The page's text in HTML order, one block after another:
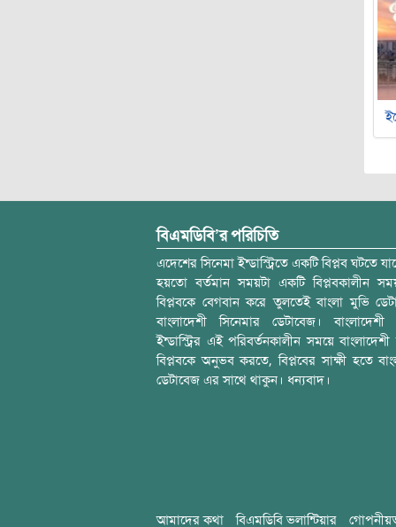
বিএমডিবি’র পরিচিতি
এদেশের সিনেমা ইন্ডাস্ট্রিতে একটি বিপ্লব ঘটতে
হয়তো বর্তমান সময়টা একটি বিপ্লবকালীন
বিপ্লবকে বেগবান করে তুলতেই বাংলা মুভি
বাংলাদেশী সিনেমার ডেটাবেজ। বাংলাদেশী
ইন্ডাস্ট্রির এই পরিবর্তনকালীন সময়ে বাংলাদেশী
বিপ্লবকে অনুভব করতে, বিপ্লবের সাক্ষী হতে
ডেটাবেজ এর সাথে থাকুন। ধন্যবাদ।
আমাদের কথা বিএমডিবি ভলান্টিয়ার